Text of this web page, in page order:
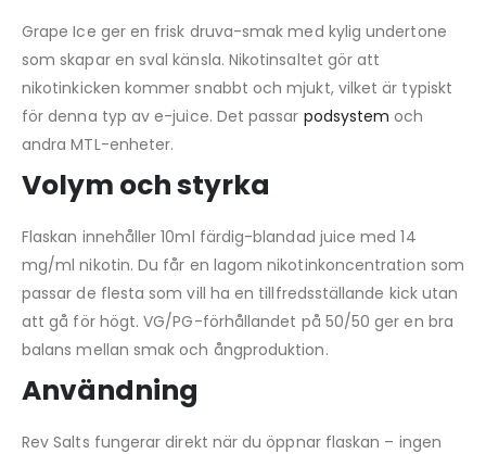
Grape Ice ger en frisk druva-smak med kylig undertone
som skapar en sval känsla. Nikotinsaltet gör att
nikotinkicken kommer snabbt och mjukt, vilket är typiskt
för denna typ av e-juice. Det passar podsystem och
andra MTL-enheter.
Volym och styrka
Flaskan innehåller 10ml färdig-blandad juice med 14
mg/ml nikotin. Du får en lagom nikotinkoncentration som
passar de flesta som vill ha en tillfredsställande kick utan
att gå för högt. VG/PG-förhållandet på 50/50 ger en bra
balans mellan smak och ångproduktion.
Användning
Rev Salts fungerar direkt när du öppnar flaskan – ingen